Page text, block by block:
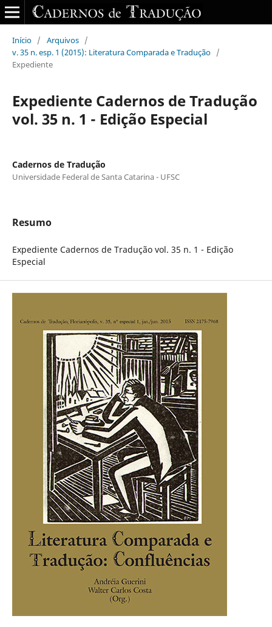
Início / Arquivos /
v. 35 n. esp. 1 (2015): Literatura Comparada e Tradução /
Expediente
Expediente Cadernos de Tradução
vol. 35 n. 1 - Edição Especial
Cadernos de Tradução
Universidade Federal de Santa Catarina - UFSC
Resumo
Expediente Cadernos de Tradução vol. 35 n. 1 - Edição
Especial